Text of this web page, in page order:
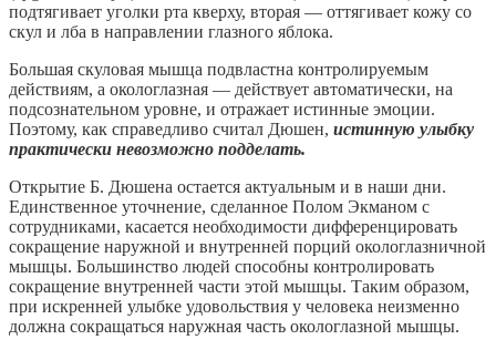
подтягивает уголки рта кверху, вторая — оттягивает кожу со
скул и лба в направлении глазного яблока.
Большая скуловая мышца подвластна контролируемым
действиям, а окологлазная — действует автоматически, на
подсознательном уровне, и отражает истинные эмоции.
Поэтому, как справедливо считал Дюшен, истинную улыбку
практически невозможно подделать.
Открытие Б. Дюшена остается актуальным и в наши дни.
Единственное уточнение, сделанное Полом Экманом с
сотрудниками, касается необходимости дифференцировать
сокращение наружной и внутренней порций окологлазничной
мышцы. Большинство людей способны контролировать
сокращение внутренней части этой мышцы. Таким образом,
при искренней улыбке удовольствия у человека неизменно
должна сокращаться наружная часть окологлазной мышцы.